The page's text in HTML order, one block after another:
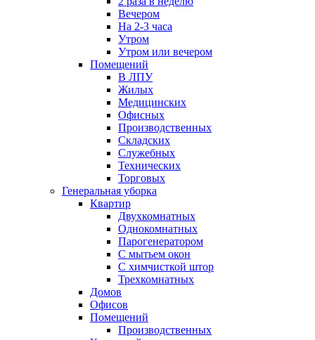
Вечером
На 2-3 часа
Утром
Утром или вечером
Помещений
В ЛПУ
Жилых
Медицинских
Офисных
Производственных
Складских
Служебных
Технических
Торговых
Генеральная уборка
Квартир
Двухкомнатных
Однокомнатных
Парогенератором
С мытьем окон
С химчисткой штор
Трехкомнатных
Домов
Офисов
Помещений
Производственных